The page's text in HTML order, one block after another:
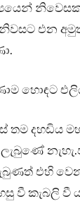
එන
හොඳට
තම දහඩිය
එහි
වී කැබලි වී